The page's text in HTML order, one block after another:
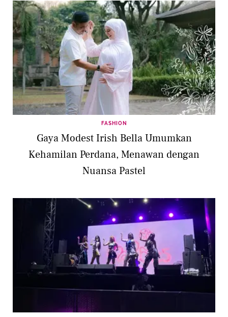
FASHION
Gaya Modest Irish Bella Umumkan
Kehamilan Perdana, Menawan dengan
Nuansa Pastel